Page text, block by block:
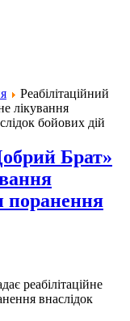
Реабілітаційний
лікування
бойових дій
Брат»
поранення
реабілітаційне
внаслідок